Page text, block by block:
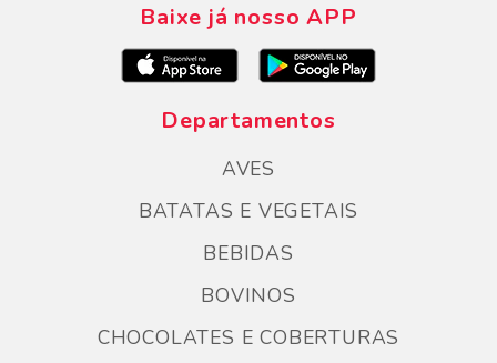
Baixe já nosso APP
Departamentos
AVES
BATATAS E VEGETAIS
BEBIDAS
BOVINOS
CHOCOLATES E COBERTURAS